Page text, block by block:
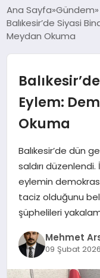
GÜNDEM
EKONOMI
SPOR
SAĞLIK
EĞITIM
DÜNYA
Ana Sayfa Gündem
Balıkesir’de Siyasi
Meydan Okuma
Eylem:
Okuma
Balıkesir’de dün
saldırı
eylemin
taciz olduğunu
şüphelileri
Mehmet
09 Şubat 2026